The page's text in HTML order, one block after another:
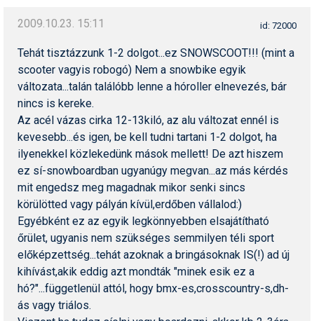
Ingatlan
Interjúk
Játékok
Kerékpár
Korcsolya
Könyvajánló
Magazinok
Munkavállalás
Olvasnivaló
2009.10.23. 15:11 id: 72000
Tehát tisztázzunk 1-2 dolgot...ez SNOWSCOOT!!! (mint a
scooter vagyis robogó) Nem a snowbike egyik
változata...talán találóbb lenne a hóroller elnevezés, bár
nincs is kereke.
Az acél vázas cirka 12-13kiló, az alu változat ennél is
kevesebb...és igen, be kell tudni tartani 1-2 dolgot, ha
ilyenekkel közlekedünk mások mellett! De azt hiszem
ez sí-snowboardban ugyanúgy megvan...az más kérdés
mit engedsz meg magadnak mikor senki sincs
körülötted vagy pályán kívül,erdőben vállalod:)
Egyébként ez az egyik legkönnyebben elsajátítható
őrület, ugyanis nem szükséges semmilyen téli sport
előképzettség...tehát azoknak a bringásoknak IS(!) ad új
kihívást,akik eddig azt mondták "minek esik ez a
hó?"...függetlenül attól, hogy bmx-es,crosscountry-s,dh-
ás vagy triálos.